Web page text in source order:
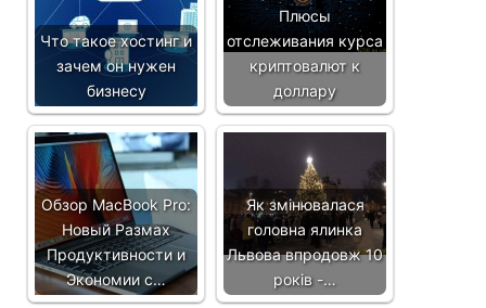
Что такое хостинг и
зачем он нужен
бизнесу
Плюсы
отслеживания курса
криптовалют к
доллару
Обзор MacBook Pro:
Новый Размах
Продуктивности и
Экономии с…
Як змінювалася
головна ялинка
Львова впродовж 10
років -…